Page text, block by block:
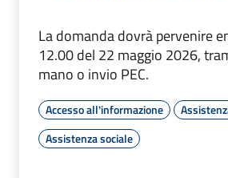
La domanda dovrà pervenire
12.00 del 22 maggio 2026,
mano o invio PEC.
Accesso all'informazione
Assistenza sociale